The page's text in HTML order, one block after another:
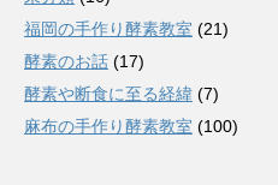
福岡の手作り酵素教室 (21)
酵素のお話 (17)
酵素や断食に至る経緯 (7)
麻布の手作り酵素教室 (100)